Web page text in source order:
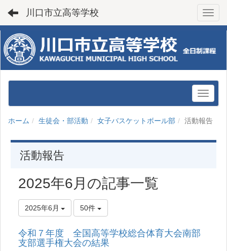
川口市立高等学校
ホーム 生徒会・部活動 女子バスケットボール部 活動報告
活動報告
2025年6月の記事一覧
2025年6月 50件
令和７年度 全国高等学校総合体育大会南部
支部選手権大会の結果